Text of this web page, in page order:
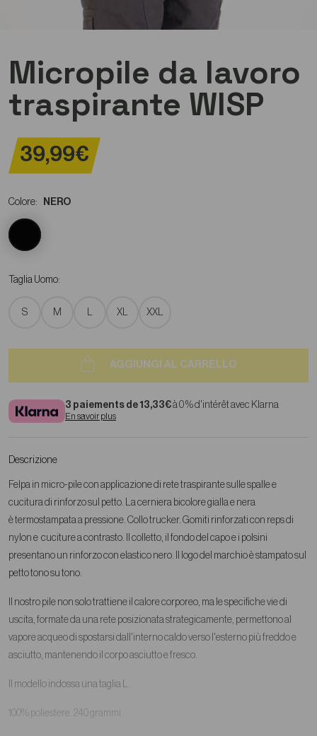
Micropile da lavoro
traspirante WISP
39,99€
Colore: NERO
Taglia Uomo:
S M XL XXL
AGGIUNGI AL CARRELLO
3 paiements de 13,33€à 0 % d'intérêt avec Klarna
En savoir plus
Descrizione
Felpa in micro-pile con applicazione di rete traspirante sulle spalle e
cucitura di rinforzo sul petto. La cerniera bicolore gialla e nera
è termostampata a pressione. Collo trucker. Gomiti rinforzati con reps di
nylon e cuciture a contrasto. Il colletto, il fondo del capo e i polsini
presentano un rinforzo con elastico nero.
Il logo del marchio è stampato sul
petto tono su tono.
Il nostro pile non solo trattiene il calore corporeo, ma le specifiche vie di
uscita, formate da una rete posizionata strategicamente, permettono al
vapore acqueo di spostarsi dall'interno caldo verso l'esterno più freddo e
asciutto, mantenendo il corpo asciutto e fresco.
Il modello indossa una taglia L.
100% poliestere. 240 grammi.